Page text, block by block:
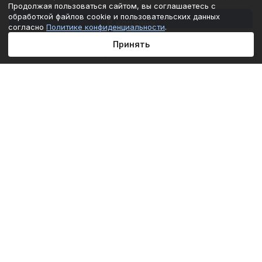
В корзину
Сравнение
Продолжая пользоваться сайтом, вы соглашаетесь с
обработкой файлов cookie и пользовательских данных
согласно Политике конфиденциальности.
Принять